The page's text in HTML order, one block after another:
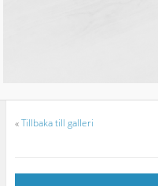
«Tillbaka till galleri